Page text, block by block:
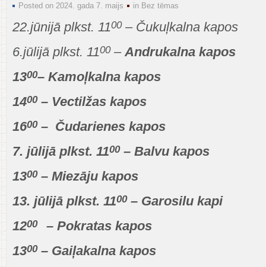
Posted on 2024. gada 7. maijs in Bez tēmas
22.jūnijā plkst. 1100– Čukuļkalna kapos
6.jūlijā plkst. 1100–Andrukalna kapos
1300– Kamoļkalna kapos
1400– Vectilžas kapos
1600– Čudarienes kapos
7. jūlijā plkst. 1100– Balvu kapos
1300– Miezāju kapos
13. jūlijā plkst. 1100– Garosilu kapi
1200 – Pokratas kapos
1300– Gaiļakalna kapos